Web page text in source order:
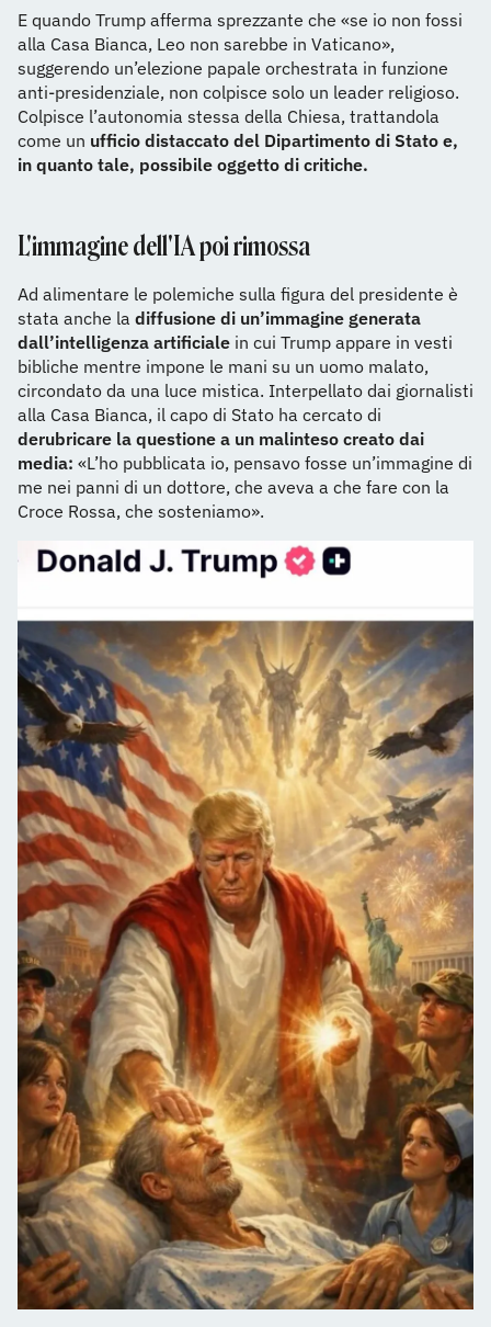
E quando Trump afferma sprezzante che «se io non fossi
alla Casa Bianca, Leo non sarebbe in Vaticano»,
suggerendo un’elezione papale orchestrata in funzione
anti-presidenziale, non colpisce solo un leader religioso.
Colpisce l’autonomia stessa della Chiesa, trattandola
come un ufficio distaccato del Dipartimento di Stato e,
in quanto tale, possibile oggetto di critiche.
L'immagine dell'IA poi rimossa
Ad alimentare le polemiche sulla figura del presidente è
stata anche la diffusione di un’immagine generata
dall’intelligenza artificiale in cui Trump appare in vesti
bibliche mentre impone le mani su un uomo malato,
circondato da una luce mistica. Interpellato dai giornalisti
alla Casa Bianca, il capo di Stato ha cercato di
derubricare la questione a un malinteso creato dai
media: «L’ho pubblicata io, pensavo fosse un’immagine di
me nei panni di un dottore, che aveva a che fare con la
Croce Rossa, che sosteniamo».